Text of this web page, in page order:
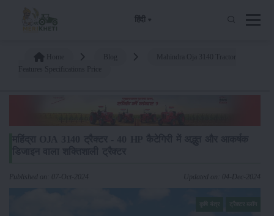
हिंदी
Published on: 07-Oct-2024 Updated on: 04-Dec-2024